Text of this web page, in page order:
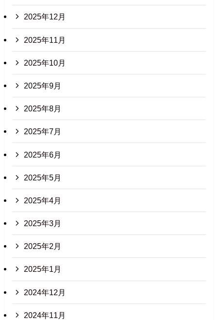
2025年12月
2025年11月
2025年10月
2025年9月
2025年8月
2025年7月
2025年6月
2025年5月
2025年4月
2025年3月
2025年2月
2025年1月
2024年12月
2024年11月